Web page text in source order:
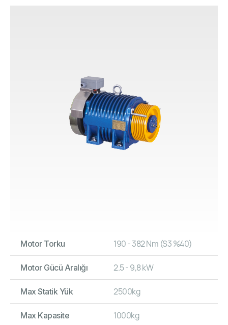
Motor Torku 190 - 382 Nm (S3 %40)
Motor Gücü Aralığı 2.5 - 9,8 kW
Max Statik Yük 2500kg
Max Kapasite 1000kg